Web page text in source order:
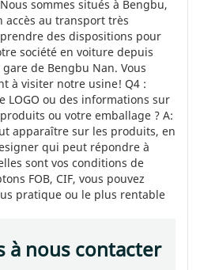
sommes situés à Bengbu,
accès au transport très
des dispositions pour
société en voiture depuis
de Bengbu Nan. Vous
à visiter notre usine! Q4 :
LOGO ou des informations sur
ou votre emballage ? A:
apparaître sur les produits, en
qui peut répondre à
sont vos conditions de
FOB, CIF, vous pouvez
pratique ou le plus rentable
à nous contacter